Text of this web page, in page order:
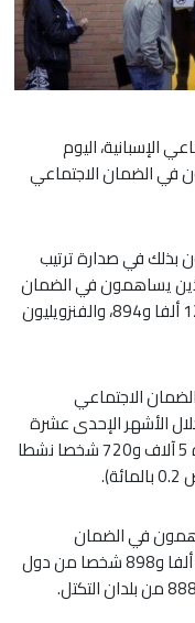
الإسبانية، اليوم
مغربي مسجلون في الضمان الاجتماعي
بذلك في صدارة ترتيب
يساهمون في الضمان
الاجتماعي بإسبانيا، يليهم الكولومبيون بـ 125 ألفا و894، والفنزويليون
الاجتماعي
و456 ألفا و786 شخصا خلال الأشهر الإحدى عشرة
من العام 2022، مسجلا بذلك انخفاضا قدره 5 آلاف و720 شخصا نشطا
في الضمان
الاجتماعي الإسباني، يأتي نحو مليون و624 ألفا و898 شخصا من دول